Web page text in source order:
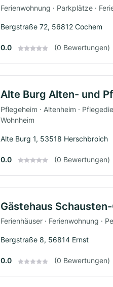
Ferienwohnung · Parkplätze ·
Bergstraße 72, 56812 Cochem
0.0 (0 Bewertungen)
Alte Burg Alten- und
Pflegeheim · Altenheim ·
Wohnheim
Alte Burg 1, 53518 Herschbroich
0.0 (0 Bewertungen)
Gästehaus
Ferienhäuser · Ferienwohnung ·
Bergstraße 8, 56814 Ernst
0.0 (0 Bewertungen)